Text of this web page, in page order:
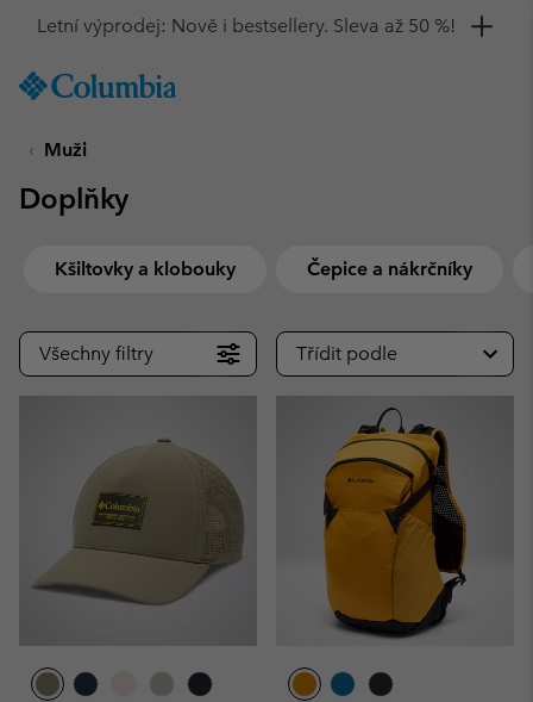
TO
SKIP
MAIN
NAV
SKIP
Získejte 10% slevu
Muži
Doplňky
Kšiltovky a klobouky Čepice a nákrčníky
Všechny filtry Třídit podle